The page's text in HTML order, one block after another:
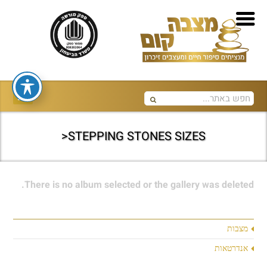
STEPPING STONES SIZES<
מצבות
אנדרטאות
There is no album selected or the gallery was deleted.